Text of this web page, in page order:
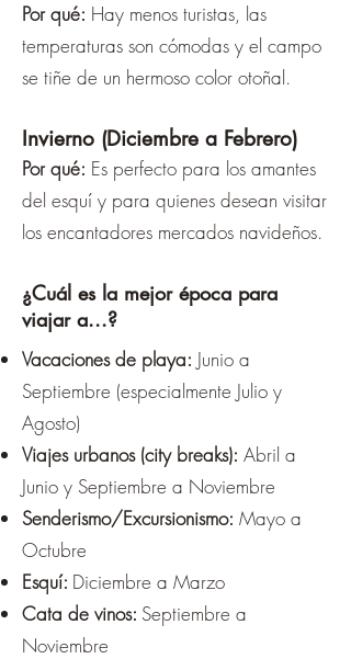
Por qué: Hay menos turistas, las
temperaturas son cómodas y el campo
se tiñe de un hermoso color otoñal.
Invierno (Diciembre a Febrero)
Por qué: Es perfecto para los amantes
del esquí y para quienes desean visitar
los encantadores mercados navideños.
¿Cuál es la mejor época para
viajar a...?
Vacaciones de playa: Junio a
Septiembre (especialmente Julio y
Agosto)
Viajes urbanos (city breaks): Abril a
Junio y Septiembre a Noviembre
Senderismo/Excursionismo: Mayo a
Octubre
Esquí: Diciembre a Marzo
Cata de vinos: Septiembre a
Noviembre